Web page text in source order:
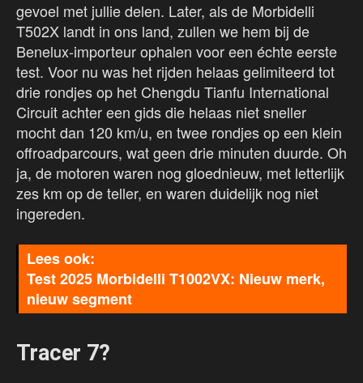
gevoel met jullie delen. Later, als de Morbidelli
T502X landt in ons land, zullen we hem bij de
Benelux-importeur ophalen voor een échte eerste
test. Voor nu was het rijden helaas gelimiteerd tot
drie rondjes op het Chengdu Tianfu International
Circuit achter een gids die helaas niet sneller
mocht dan 120 km/u, en twee rondjes op een klein
offroadparcours, wat geen drie minuten duurde. Oh
ja, de motoren waren nog gloednieuw, met letterlijk
zes km op de teller, en waren duidelijk nog niet
ingereden.
Test 2025 Morbidelli T1002VX: Nieuw merk,
nieuw segment
Tracer 7?